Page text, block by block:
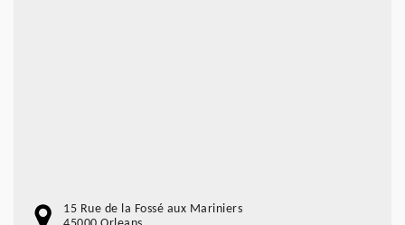
15 Rue de la Fossé aux Mariniers